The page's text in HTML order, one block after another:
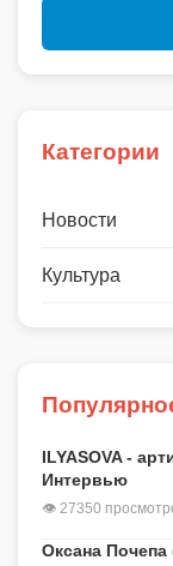
Категории
Новости
Культура
ILYASOVA -
Интервью
👁 27350
Оксана Почепа